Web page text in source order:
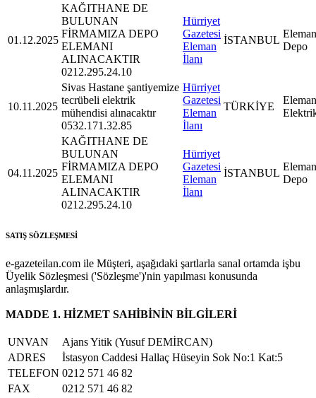
01.12.2025
KAĞITHANE DE
BULUNAN
FİRMAMIZA DEPO
ELEMANI
ALINACAKTIR
0212.295.24.10
Hürriyet
Gazetesi
Eleman
İlanı
İSTANBUL
Depo
10.11.2025
Sivas Hastane şantiyemize
tecrübeli elektrik
mühendisi alınacaktır
0532.171.32.85
Hürriyet
Gazetesi
Eleman
İlanı
TÜRKİYE
04.11.2025
KAĞITHANE DE
BULUNAN
FİRMAMIZA DEPO
ELEMANI
ALINACAKTIR
0212.295.24.10
Hürriyet
Gazetesi
Eleman
İlanı
İSTANBUL
Depo
SATIŞ SÖZLEŞMESİ
e-gazeteilan.com ile Müşteri, aşağıdaki şartlarla sanal ortamda işbu
Üyelik Sözleşmesi ('Sözleşme')'nin yapılması konusunda
anlaşmışlardır.
MADDE 1. HİZMET SAHİBİNİN BİLGİLERİ
UNVAN
Ajans Yitik (Yusuf DEMİRCAN)
ADRES
İstasyon Caddesi Hallaç Hüseyin Sok No:1 Kat:5
TELEFON 0212 571 46 82
FAX
0212 571 46 82